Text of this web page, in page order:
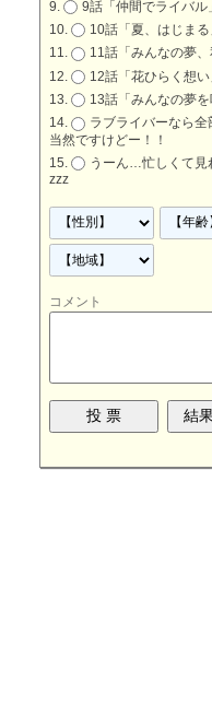
9話「仲間でライバル」
10話「夏、はじまる
11話「みんなの夢、
12話「花ひらく想い
13話「みんなの夢を
ラブライバーなら
当然ですけどー！！
うーん…忙しくて
zzz
コメント